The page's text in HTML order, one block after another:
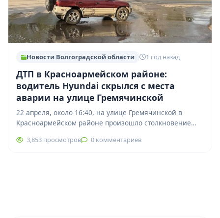
Новости Волгоградской области 1 год назад
ДТП в Красноармейском районе:
водитель Hyundai скрылся с места
аварии на улице Гремячинской
22 апреля, около 16:40, на улице Гремячинской в
Красноармейском районе произошло столкновение
3,853 просмотров 0 комментариев